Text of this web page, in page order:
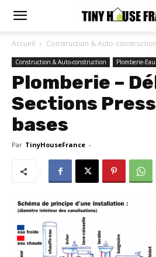
Accueil Construction & Auto-construction
Construction & Auto-construction Plomberie-Eau
Plomberie –
Sections
bases
Par TinyHouseFrance -